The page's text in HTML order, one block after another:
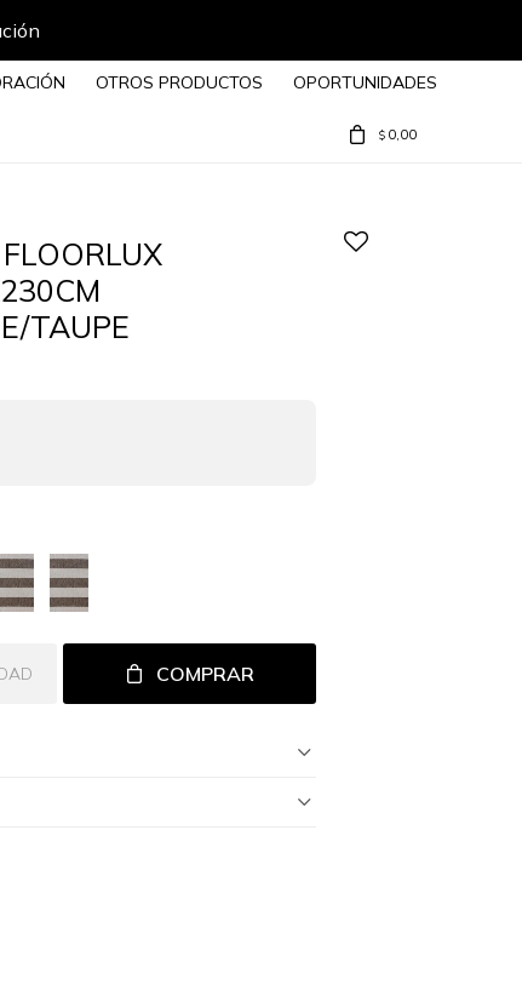
OTROS PRODUCTOS OPORTUNIDADES
$ 0,00
TAUPE
COMPRAR